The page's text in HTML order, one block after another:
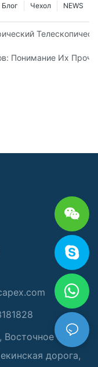
NEWS
Чехол
Блог
Понимание Их
дорога,